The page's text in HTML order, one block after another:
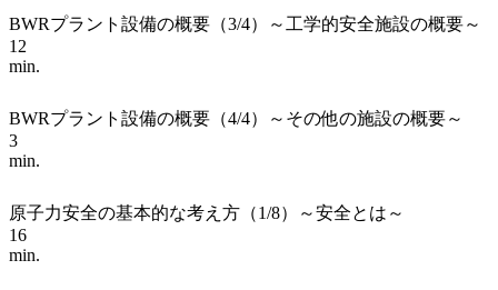
BWRプラント設備の概要（3/4）～工学的安全施設の概要～
12
min.
BWRプラント設備の概要（4/4）～その他の施設の概要～
3
min.
原子力安全の基本的な考え方（1/8）～安全とは～
16
min.